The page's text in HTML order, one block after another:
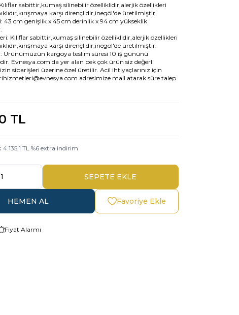
sabittir,kumaş silinebilir özelliklidir,alerjik özellikleri
karşı dirençlidir,inegöl'de üretilmiştir.
43 cm genişlik x 45 cm derinlik x 94 cm yükseklik
Kılıflar sabittir,kumaş silinebilir özelliklidir,alerjik özellikleri
karşı dirençlidir,inegöl'de üretilmiştir.
Ürünümüzün kargoya teslim süresi 10 iş gününü
Evnesya.com'da yer alan pek çok ürün siz değerli
siparişleri üzerine özel üretilir. Acil ihtiyaçlarınız için
adresimize mail atarak süre talep
TL
4.135,1 TL %6extra indirim
SEPETE EKLE
HEMEN AL Favoriye Ekle
Fiyat Alarmı